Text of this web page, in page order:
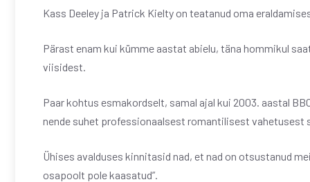
Kass Deeley ja Patrick Kielty on teatanud oma
Pärast enam kui kümme aastat abielu, täna hommikul
viisidest.
Paar kohtus esmakordselt, samal ajal kui 2003. aastal
nende suhet professionaalsest romantilisest vahetusest
Ühises avalduses kinnitasid nad, et nad on otsustanud
osapoolt pole kaasatud”.